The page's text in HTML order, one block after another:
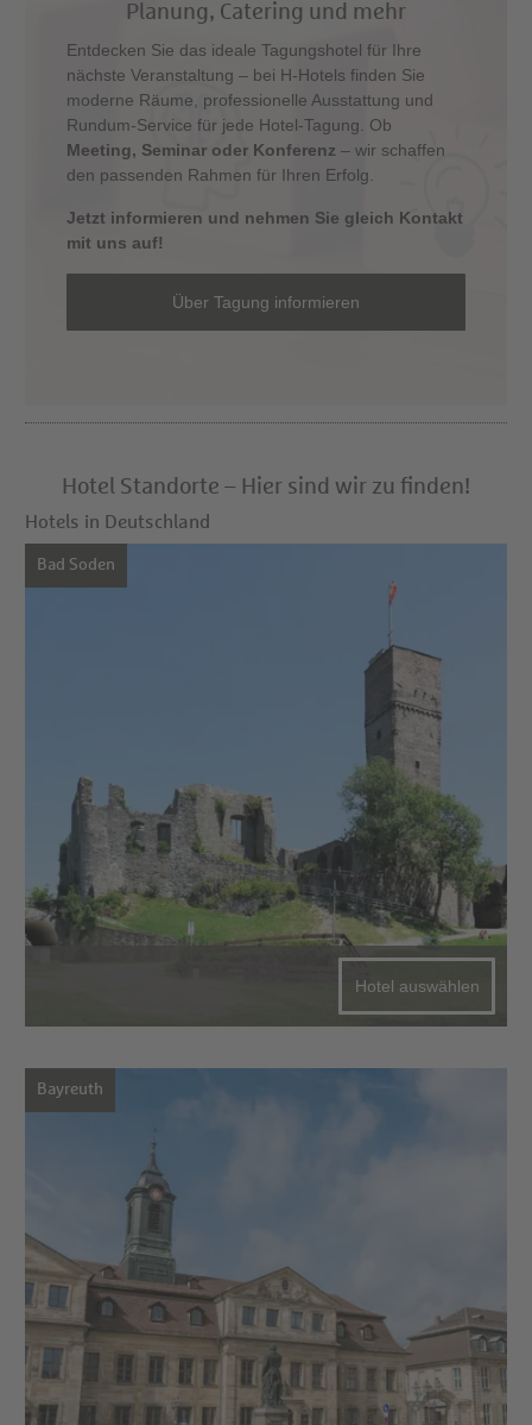
Planung, Catering und mehr
Entdecken Sie das ideale Tagungshotel für Ihre
nächste Veranstaltung – bei H-Hotels finden Sie
moderne Räume, professionelle Ausstattung und
Rundum-Service für jede Hotel-Tagung. Ob
Meeting, Seminar oder Konferenz – wir schaffen
den passenden Rahmen für Ihren Erfolg.
Jetzt informieren und nehmen Sie gleich Kontakt
mit uns auf!
Über Tagung informieren
Hotel Standorte – Hier sind wir zu finden!
Hotels in Deutschland
Bad Soden
Hotel auswählen
Bayreuth